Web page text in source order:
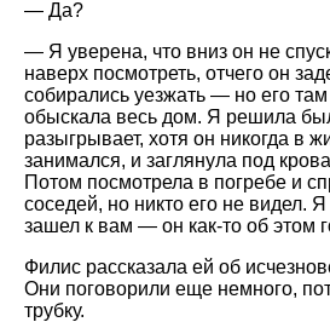
— Да?
— Я уверена, что вниз он не
наверх посмотреть, отчего он
собирались уезжать — но его
обыскала весь дом. Я решила
разыгрывает, хотя он никогда в
занимался, и заглянула под
Потом посмотрела в погребе и
соседей, но никто его не видел.
зашел к вам — он как-то об этом
Филис рассказала ей об
Они поговорили еще немного,
трубку.